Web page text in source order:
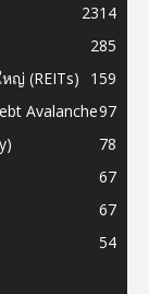
2314
285
ญ่ (REITs)
159
Avalanche97
78
67
67
54